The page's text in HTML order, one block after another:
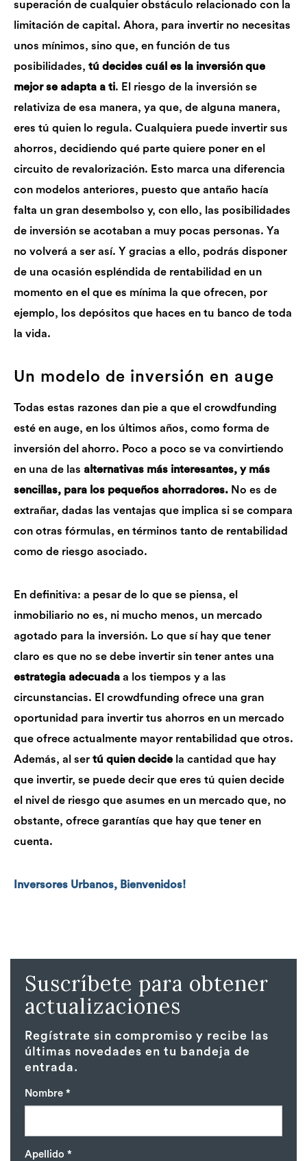
superación de cualquier obstáculo relacionado con la
limitación de capital. Ahora, para invertir no necesitas
unos mínimos, sino que, en función de tus
posibilidades, tú decides cuál es la inversión que
mejor se adapta a ti. El riesgo de la inversión se
relativiza de esa manera, ya que, de alguna manera,
eres tú quien lo regula. Cualquiera puede invertir sus
ahorros, decidiendo qué parte quiere poner en el
circuito de revalorización. Esto marca una diferencia
con modelos anteriores, puesto que antaño hacía
falta un gran desembolso y, con ello, las posibilidades
de inversión se acotaban a muy pocas personas. Ya
no volverá a ser así. Y gracias a ello, podrás disponer
de una ocasión espléndida de rentabilidad en un
momento en el que es mínima la que ofrecen, por
ejemplo, los depósitos que haces en tu banco de toda
la vida.
Un modelo de inversión en auge
Todas estas razones dan pie a que el crowdfunding
esté en auge, en los últimos años, como forma de
inversión del ahorro. Poco a poco se va convirtiendo
en una de las alternativas más interesantes, y más
sencillas, para los pequeños ahorradores. No es de
extrañar, dadas las ventajas que implica si se compara
con otras fórmulas, en términos tanto de rentabilidad
como de riesgo asociado.
En definitiva: a pesar de lo que se piensa, el
inmobiliario no es, ni mucho menos, un mercado
agotado para la inversión. Lo que sí hay que tener
claro es que no se debe invertir sin tener antes una
estrategia adecuada a los tiempos y a las
circunstancias. El crowdfunding ofrece una gran
oportunidad para invertir tus ahorros en un mercado
que ofrece actualmente mayor rentabilidad que otros.
Además, al ser tú quien decide la cantidad que hay
que invertir, se puede decir que eres tú quien decide
el nivel de riesgo que asumes en un mercado que, no
obstante, ofrece garantías que hay que tener en
cuenta.
Inversores Urbanos, Bienvenidos!
Suscríbete para obtener
actualizaciones
Regístrate sin compromiso y recibe las
últimas novedades en tu bandeja de
entrada.
Nombre *
Apellido *